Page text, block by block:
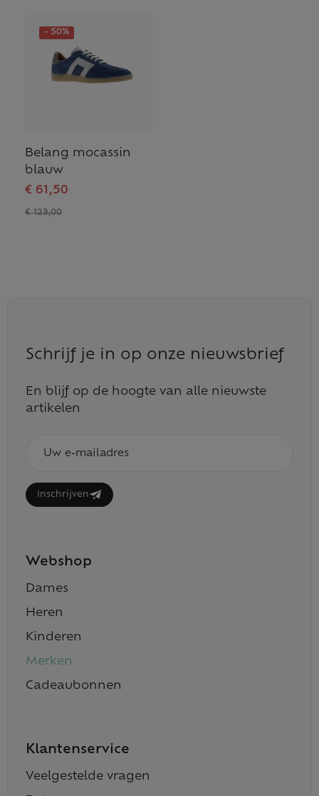
- 50%
Belang mocassin
blauw
€ 61,50
€ 123,00
Schrijf je in op onze nieuwsbrief
En blijf op de hoogte van alle nieuwste
artikelen
mailadres
Inschrijven
Webshop
Dames
Heren
Kinderen
Merken
Cadeaubonnen
Klantenservice
Veelgestelde vragen